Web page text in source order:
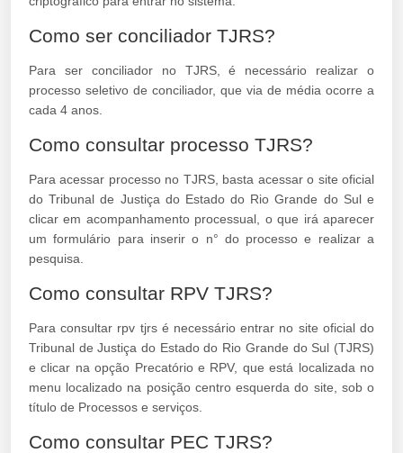
Como ser conciliador TJRS?
Para ser conciliador no TJRS, é necessário realizar o
processo seletivo de conciliador, que via de média ocorre a
cada 4 anos.
Como consultar processo TJRS?
Para acessar processo no TJRS, basta acessar o site oficial
do Tribunal de Justiça do Estado do Rio Grande do Sul e
clicar em acompanhamento processual, o que irá aparecer
um formulário para inserir o n° do processo e realizar a
pesquisa.
Como consultar RPV TJRS?
Para consultar rpv tjrs é necessário entrar no site oficial do
Tribunal de Justiça do Estado do Rio Grande do Sul (TJRS)
e clicar na opção Precatório e RPV, que está localizada no
menu localizado na posição centro esquerda do site, sob o
título de Processos e serviços.
Como consultar PEC TJRS?